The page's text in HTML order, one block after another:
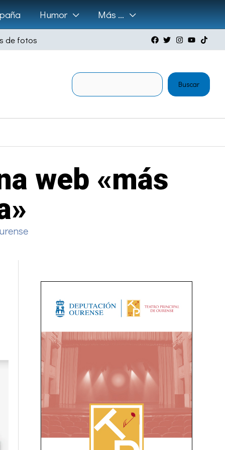
Humor Más …
de fotos
Buscar
web «más